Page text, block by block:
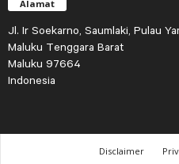
Alamat
Jl. Ir Soekarno, Saumlaki, Pulau
Maluku Tenggara Barat
Maluku 97664
Indonesia
Disclaimer